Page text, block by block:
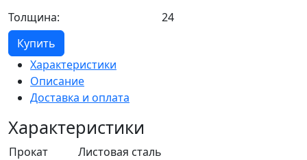
Толщина:
24
Купить
Характеристики
Описание
Доставка и оплата
Характеристики
Прокат
Листовая сталь